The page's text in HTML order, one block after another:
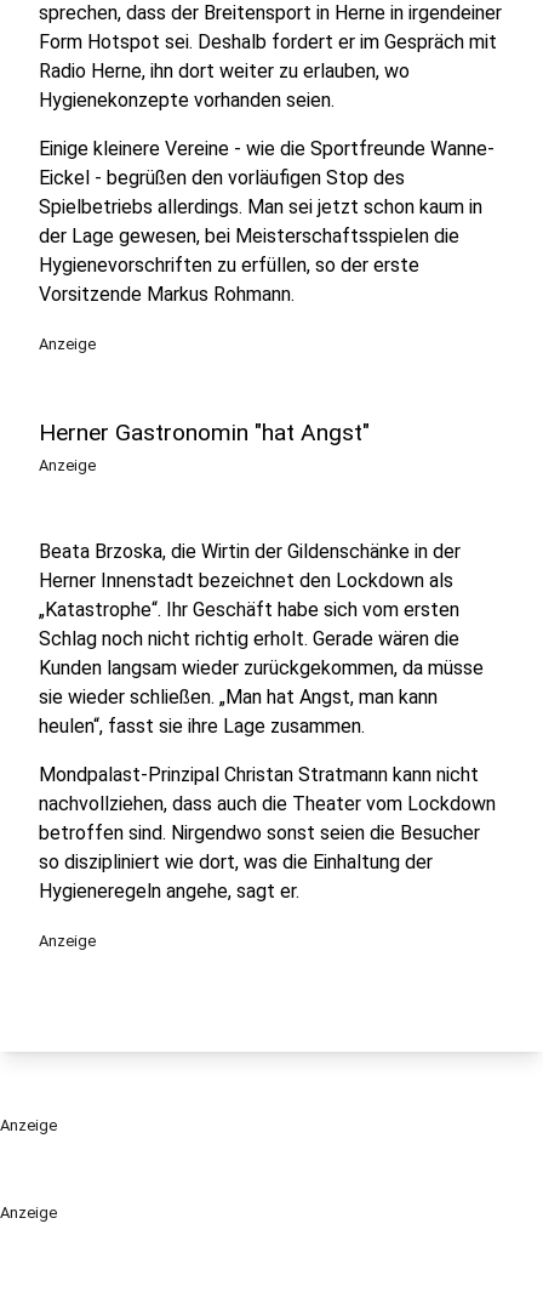
Anzeige
sprechen, dass der Breitensport in Herne in irgendeiner
Form Hotspot sei. Deshalb fordert er im Gespräch mit
Radio Herne, ihn dort weiter zu erlauben, wo
Hygienekonzepte vorhanden seien.
Einige kleinere Vereine - wie die Sportfreunde Wanne-
Eickel - begrüßen den vorläufigen Stop des
Spielbetriebs allerdings. Man sei jetzt schon kaum in
der Lage gewesen, bei Meisterschaftsspielen die
Hygienevorschriften zu erfüllen, so der erste
Vorsitzende Markus Rohmann.
Anzeige
Herner Gastronomin "hat Angst"
Anzeige
Beata Brzoska, die Wirtin der Gildenschänke in der
Herner Innenstadt bezeichnet den Lockdown als
„Katastrophe“. Ihr Geschäft habe sich vom ersten
Schlag noch nicht richtig erholt. Gerade wären die
Kunden langsam wieder zurückgekommen, da müsse
sie wieder schließen. „Man hat Angst, man kann
heulen“, fasst sie ihre Lage zusammen.
Mondpalast-Prinzipal Christan Stratmann kann nicht
nachvollziehen, dass auch die Theater vom Lockdown
betroffen sind. Nirgendwo sonst seien die Besucher
so diszipliniert wie dort, was die Einhaltung der
Hygieneregeln angehe, sagt er.
Anzeige
Anzeige